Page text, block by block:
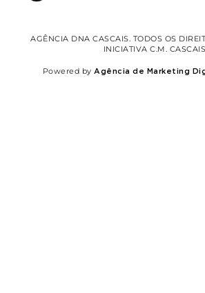
AGÊNCIA DNA CASCAIS. TODOS OS
INICIATIVA C.M. CASCAIS
Powered by Agência de Marketing